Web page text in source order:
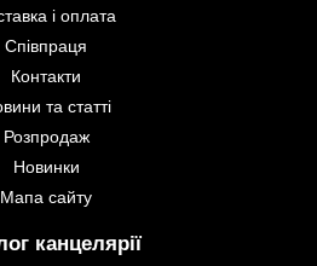
і оплата
Співпраця
Контакти
та статті
Розпродаж
Новинки
Мапа сайту
канцелярії